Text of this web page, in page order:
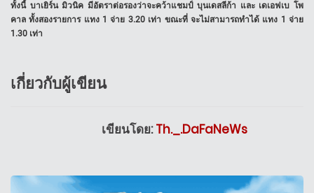
ทั้งนี้ บาเยิร์น มิวนิค มีอัตราต่อรองว่าจะคว้าแชมป์ บุนเดสลีก้า และ เดเอฟเบ โพ
คาล ทั้งสองรายการ แทง 1 จ่าย 3.20 เท่า ขณะที่ จะไม่สามารถทำได้ แทง 1 จ่าย
1.30 เท่า
เกี่ยวกับผู้เขียน
เขียนโดย:Th._.DaFaNeWs